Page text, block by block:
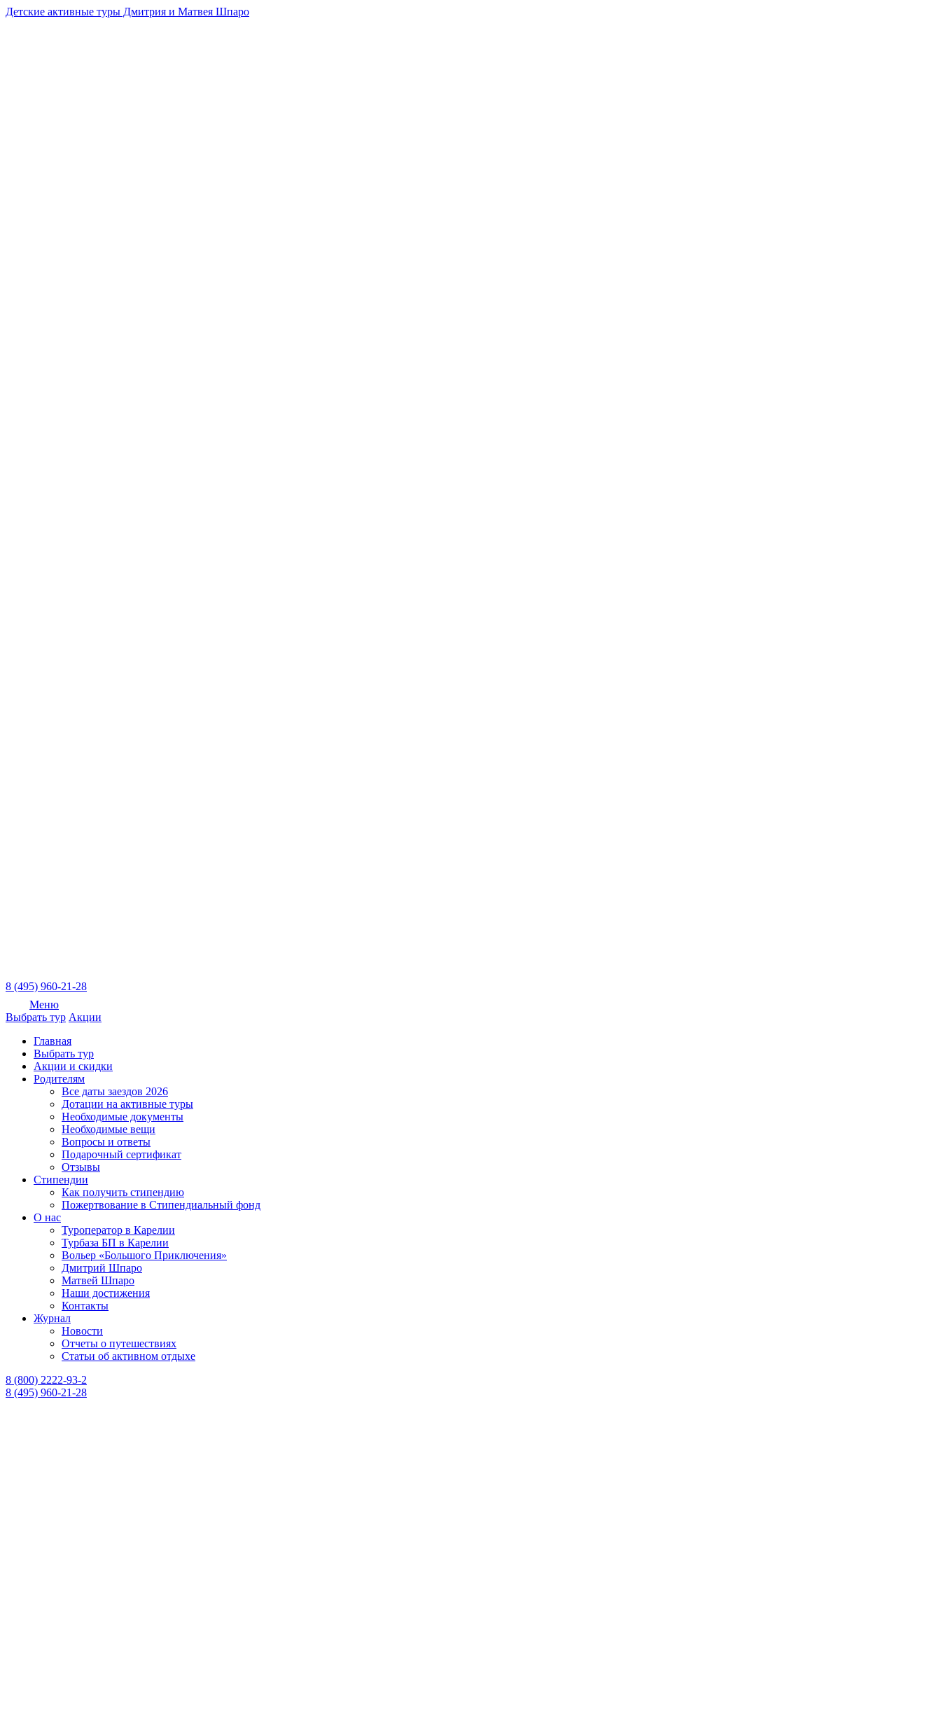
Детские активные туры Дмитрия и Матвея Шпаро
8 (495) 960-21-28
Меню
Выбрать тур Акции
Главная
Выбрать тур
Акции и скидки
Родителям
Все даты заездов 2026
Дотации на активные туры
Необходимые документы
Необходимые вещи
Вопросы и ответы
Подарочный сертификат
Отзывы
Стипендии
Как получить стипендию
Пожертвование в Стипендиальный фонд
О нас
Туроператор в Карелии
Турбаза БП в Карелии
Вольер «Большого Приключения»
Дмитрий Шпаро
Матвей Шпаро
Наши достижения
Контакты
Журнал
Новости
Отчеты о путешествиях
Статьи об активном отдыхе
8 (800) 2222-93-2
8 (495) 960-21-28